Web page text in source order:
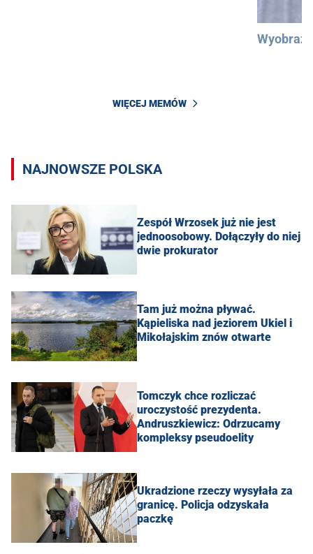
WIĘCEJ MEMÓW
NAJNOWSZE POLSKA
Zespół Wrzosek już nie jest
jednoosobowy. Dołączyły do niej
dwie prokurator
Tam już można pływać.
Kąpieliska nad jeziorem Ukiel i
Mikołajskim znów otwarte
Tomczyk chce rozliczać
uroczystość prezydenta.
Andruszkiewicz: Odrzucamy
kompleksy pseudoelity
Ukradzione rzeczy wysyłała za
granicę. Policja odzyskała
paczkę